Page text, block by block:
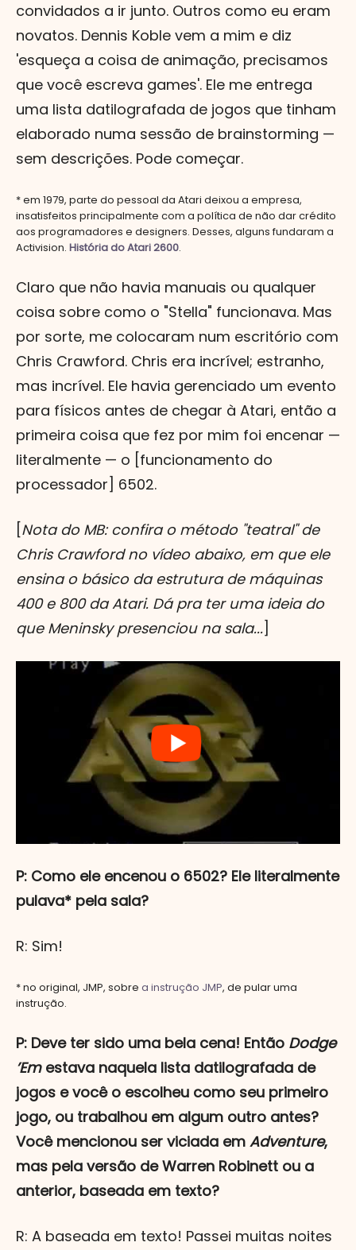
convidados a ir junto. Outros como eu eram
novatos. Dennis Koble vem a mim e diz
'esqueça a coisa de animação, precisamos
que você escreva games'. Ele me entrega
uma lista datilografada de jogos que tinham
elaborado numa sessão de brainstorming —
sem descrições. Pode começar.
* em 1979, parte do pessoal da Atari deixou a empresa,
insatisfeitos principalmente com a política de não dar crédito
aos programadores e designers. Desses, alguns fundaram a
Activision. História do Atari 2600.
Claro que não havia manuais ou qualquer
coisa sobre como o "Stella" funcionava. Mas
por sorte, me colocaram num escritório com
Chris Crawford. Chris era incrível; estranho,
mas incrível. Ele havia gerenciado um evento
para físicos antes de chegar à Atari, então a
primeira coisa que fez por mim foi encenar —
literalmente — o [funcionamento do
processador] 6502.
[Nota do MB: confira o método "teatral" de
Chris Crawford no vídeo abaixo, em que ele
ensina o básico da estrutura de máquinas
400 e 800 da Atari. Dá pra ter uma ideia do
que Meninsky presenciou na sala...]
P: Como ele encenou o 6502? Ele literalmente
pulava* pela sala?
R: Sim!
* no original, JMP, sobre a instrução JMP, de pular uma
instrução.
P: Deve ter sido uma bela cena! Então Dodge
’Emestava naquela lista datilografada de
jogos e você o escolheu como seu primeiro
jogo, ou trabalhou em algum outro antes?
Você mencionou ser viciada em Adventure,
mas pela versão de Warren Robinett ou a
anterior, baseada em texto?
R: A baseada em texto! Passei muitas noites